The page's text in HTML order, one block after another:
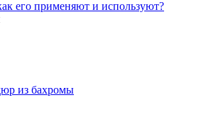
его применяют и используют?
из бахромы